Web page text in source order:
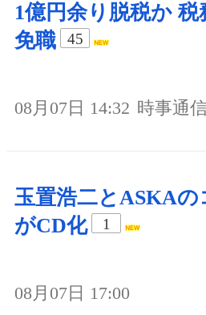
1億円余り脱税か 税
免職
45
08月07日 14:32 時事通
玉置浩二とASKAの
がCD化
1
08月07日 17:00